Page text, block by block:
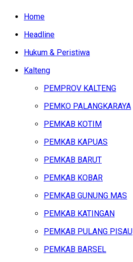
Home
Headline
Hukum & Peristiwa
Kalteng
PEMPROV KALTENG
PEMKO PALANGKARAYA
PEMKAB KOTIM
PEMKAB KAPUAS
PEMKAB BARUT
PEMKAB KOBAR
PEMKAB GUNUNG MAS
PEMKAB KATINGAN
PEMKAB PULANG PISAU
PEMKAB BARSEL